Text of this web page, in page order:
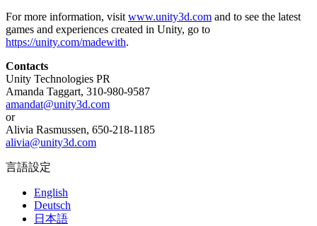
For more information, visit www.unity3d.com and to see the latest
games and experiences created in Unity, go to
https://unity.com/madewith.
Contacts
Unity Technologies PR
Amanda Taggart, 310-980-9587
amandat@unity3d.com
or
Alivia Rasmussen, 650-218-1185
alivia@unity3d.com
言語設定
English
Deutsch
日本語